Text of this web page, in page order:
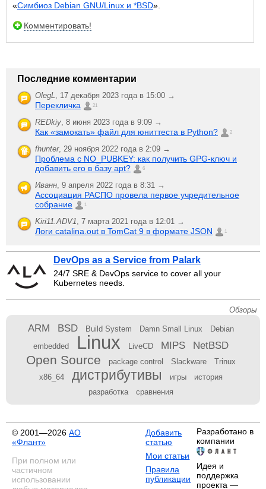
«Симбиоз Debian GNU/Linux и *BSD».
Комментировать!
Последние комментарии
OlegL, 17 декабря 2023 года в 15:00 →
Перекличка 21
REDkiy, 8 июня 2023 года в 9:09 →
Как «замокать» файл для юниттеста в Python? 2
fhunter, 29 ноября 2022 года в 2:09 →
Проблема с NO_PUBKEY: как получить GPG-ключ и
добавить его в базу apt?
6
Иванн, 9 апреля 2022 года в 8:31 →
Ассоциация РАСПО провела первое учредительное
собрание
1
Kiri11.ADV1, 7 марта 2021 года в 12:01 →
Логи catalina.out в TomCat 9 в формате JSON 1
DevOps as a Service from Palark
24/7 SRE & DevOps service to cover all your
Kubernetes needs.
Обзоры
ARM BSD Build System Damn Small Linux
Debian
embedded
Linux LiveCD MIPS NetBSD
Open Source package control Slackware
Trinux
x86_64
дистрибутивы игры
история
разработка
сравнения
© 2001—2026 АО
«Флант»
При полном или
частичном
использовании
Добавить
статью
Мои статьи
Правила
публикации
Разработано в
компании
Идея и
поддержка
проекта —